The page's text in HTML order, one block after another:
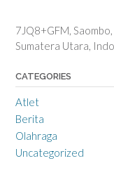
7JQ8+GFM,
Sumatera Utara,
CATEGORIES
Atlet
Berita
Olahraga
Uncategorized